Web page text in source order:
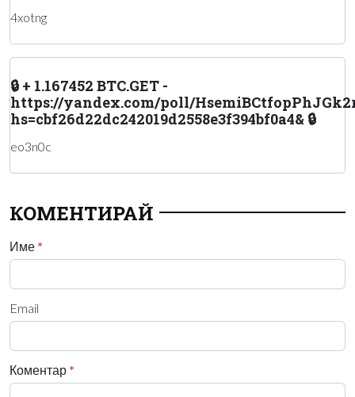
4xotng
🔒 + 1.167452 BTC.GET -
https://yandex.com/poll/
hs=cbf26d22dc242019d2558e3f394bf0a4& 🔒
eo3n0c
КОМЕНТИРАЙ
Име *
Email
Коментар *